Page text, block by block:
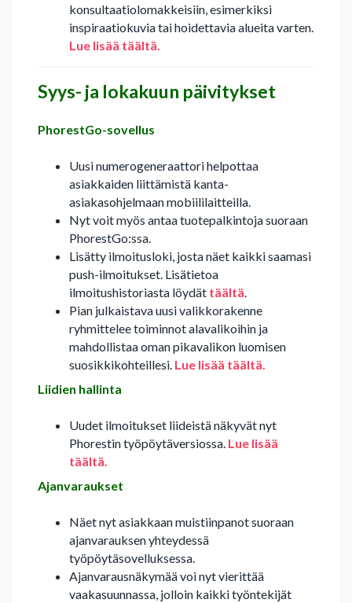
konsultaatiolomakkeisiin, esimerkiksi
inspiraatiokuvia tai hoidettavia alueita varten.
Lue lisää täältä.
Syys- ja lokakuun päivitykset
PhorestGo-sovellus
Uusi numerogeneraattori helpottaa
asiakkaiden liittämistä kanta-
asiakasohjelmaan mobiililaitteilla.
Nyt voit myös antaa tuotepalkintoja suoraan
PhorestGo:ssa.
Lisätty ilmoitusloki, josta näet kaikki saamasi
push-ilmoitukset. Lisätietoa
ilmoitushistoriasta löydät täältä.
Pian julkaistava uusi valikkorakenne
ryhmittelee toiminnot alavalikoihin ja
mahdollistaa oman pikavalikon luomisen
suosikkikohteillesi. Lue lisää täältä.
Liidien hallinta
Uudet ilmoitukset liideistä näkyvät nyt
Phorestin työpöytäversiossa. Lue lisää
täältä.
Ajanvaraukset
Näet nyt asiakkaan muistiinpanot suoraan
ajanvarauksen yhteydessä
työpöytäsovelluksessa.
Ajanvarausnäkymää voi nyt vierittää
vaakasuunnassa, jolloin kaikki työntekijät